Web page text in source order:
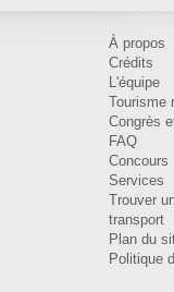
À propos
Crédits
L'équipe
Tourisme
Congrès
FAQ
Concours
Services
Trouver
transport
Plan du
Politique